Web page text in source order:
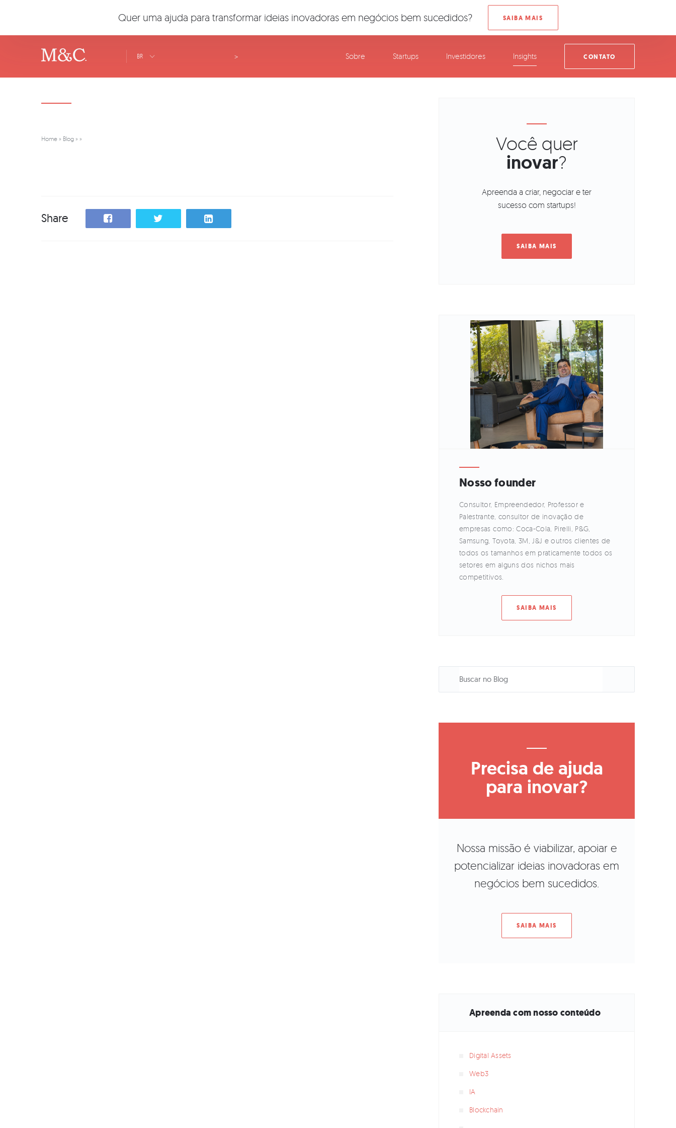
BR > Sobre Startups Investidores Insights CONTATO
Home » Blog » »
Share
Você quer
inovar?
Apreenda a criar, negociar e ter
sucesso com startups!
Nosso founder
Consultor, Empreendedor, Professor e
Palestrante, consultor de inovação de
empresas como: Coca-Cola, Pirelli, P&G,
Samsung, Toyota, 3M, J&J e outros clientes de
todos os tamanhos em praticamente todos os
setores em alguns dos nichos mais
competitivos.
SAIBA MAIS
Precisa de ajuda
para inovar?
Nossa missão é viabilizar, apoiar e
potencializar ideias inovadoras em
negócios bem sucedidos.
SAIBA MAIS
Apreenda com nosso conteúdo
Digital Assets
Web3
IA
Blockchain
Quer uma ajuda para transformar ideias inovadoras em negócios bem sucedidos?